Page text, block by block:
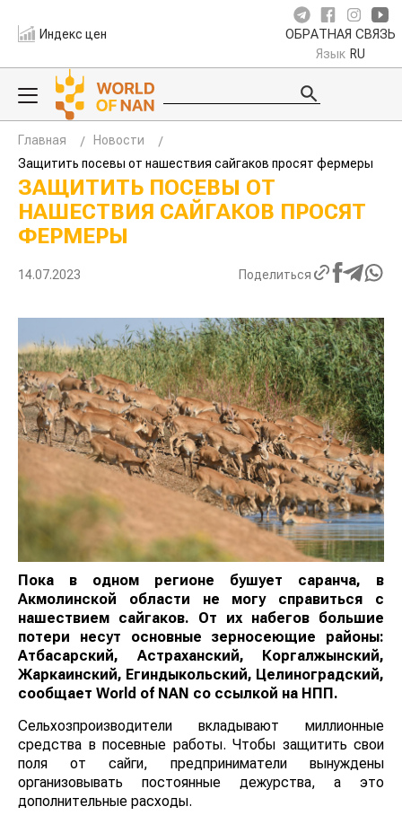
Индекс цен ОБРАТНАЯ СВЯЗЬ
Язык RU
Главная
Новости
Защитить посевы от нашествия сайгаков просят фермеры
ЗАЩИТИТЬ ПОСЕВЫ ОТ
НАШЕСТВИЯ САЙГАКОВ ПРОСЯТ
ФЕРМЕРЫ
14.07.2023 Поделиться
Пока в одном регионе бушует саранча, в
Акмолинской области не могу справиться с
нашествием сайгаков. От их набегов большие
потери несут основные зерносеющие районы:
Атбасарский, Астраханский, Коргалжынский,
Жаркаинский, Егиндыкольский, Целиноградский,
сообщает World of NAN со ссылкой на НПП.
Сельхозпроизводители вкладывают миллионные
средства в посевные работы. Чтобы защитить свои
поля от сайги, предприниматели вынуждены
организовывать постоянные дежурства, а это
дополнительные расходы.